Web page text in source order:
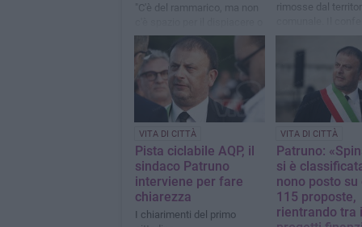
"C'è del rammarico, ma non
la resa"
rimosse dal
dovrà essere
esclusivamente
Centro Comunale di
VITA DI CITTÀ
Pista ciclabile AQP, il
sindaco Patruno
interviene per fare
chiarezza
I chiarimenti del primo
VITA DI CITTÀ
Patruno:
si è
nono posto su
115 proposte,
rientrando tra